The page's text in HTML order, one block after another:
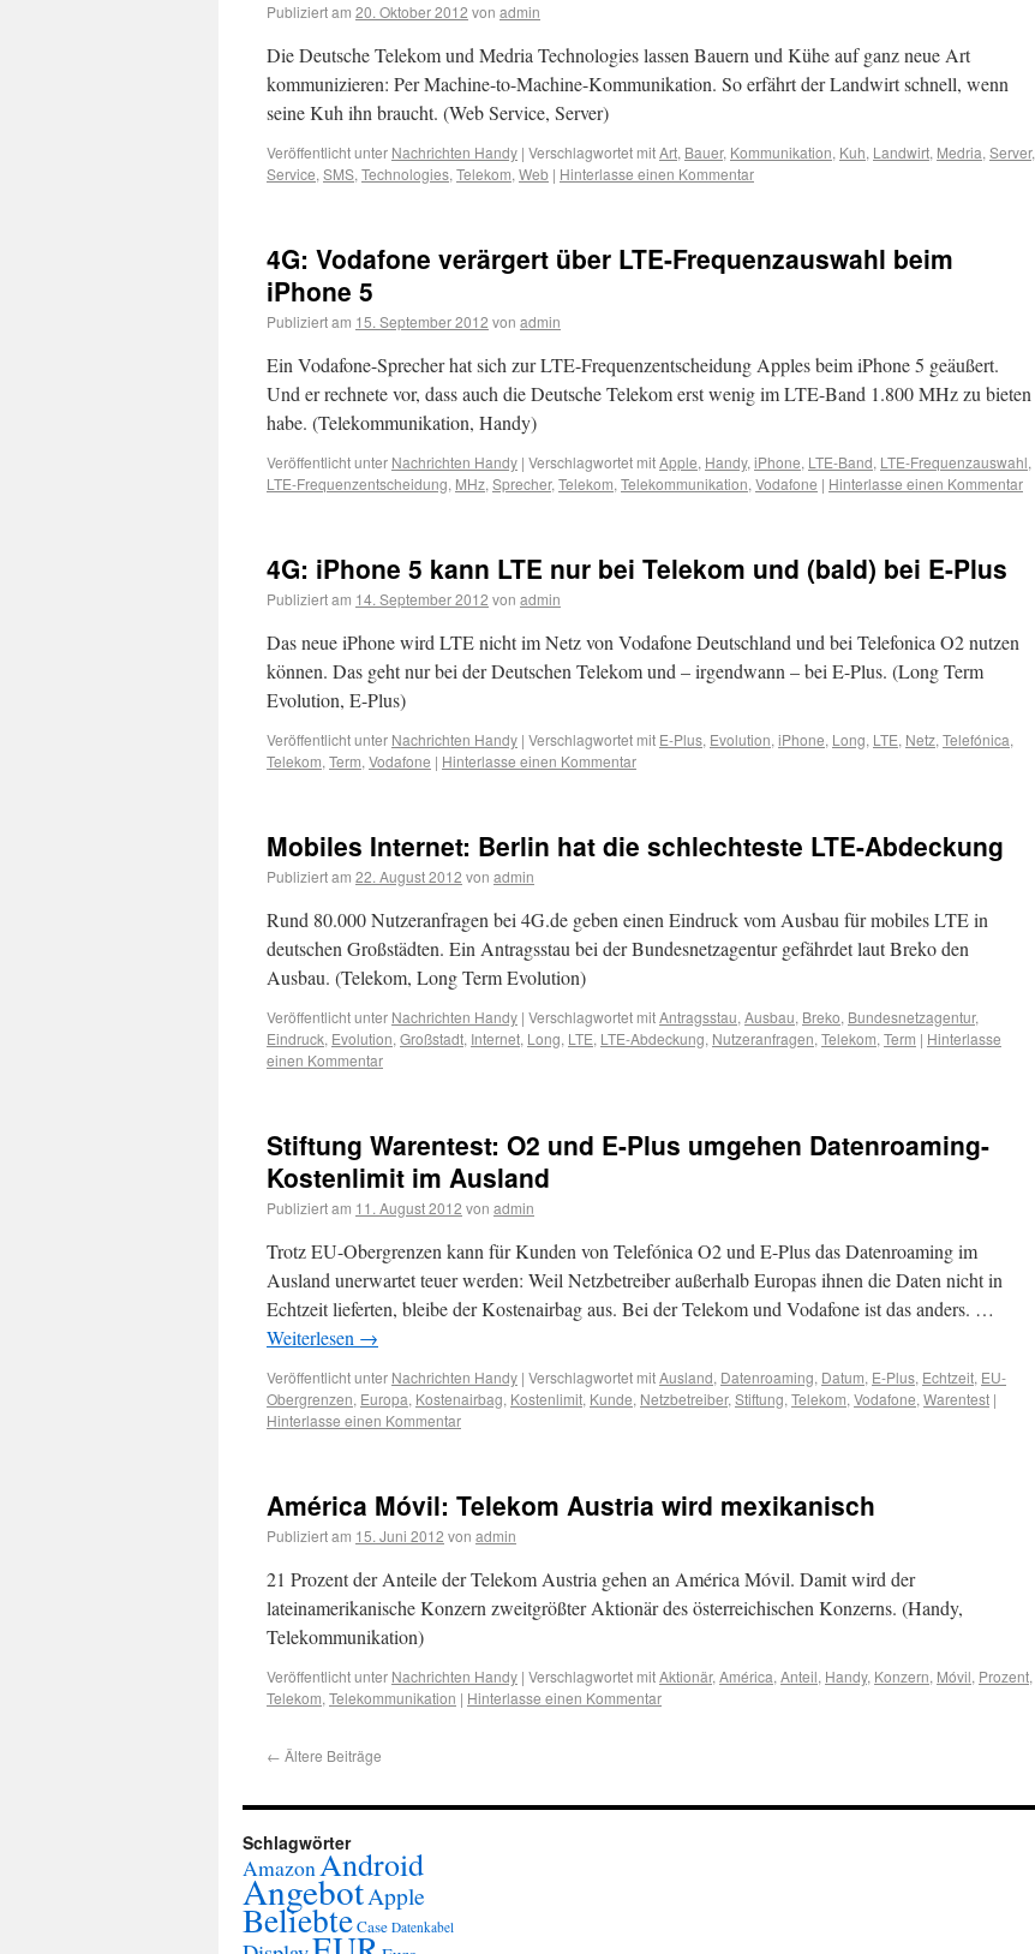
Publiziert am 20. Oktober 2012 von admin
Die Deutsche Telekom und Medria Technologies lassen Bauern und Kühe auf ganz neue Art
kommunizieren: Per Machine-to-Machine-Kommunikation. So erfährt der Landwirt schnell, wenn
seine Kuh ihn braucht. (Web Service, Server)
Veröffentlicht unter Nachrichten Handy | Verschlagwortet mitArt, Bauer, Kommunikation, Kuh, Landwirt, Medria, Server,
Service, SMS, Technologies, Telekom, Web | Hinterlasse einen Kommentar
4G: Vodafone verärgert über LTE-Frequenzauswahl beim
iPhone 5
Publiziert am 15. September 2012 von admin
Ein Vodafone-Sprecher hat sich zur LTE-Frequenzentscheidung Apples beim iPhone 5 geäußert.
Und er rechnete vor, dass auch die Deutsche Telekom erst wenig im LTE-Band 1.800 MHz zu bieten
habe. (Telekommunikation, Handy)
Veröffentlicht unter Nachrichten Handy | Verschlagwortet mitApple, Handy, iPhone, LTE-Band, LTE-Frequenzauswahl,
LTE-Frequenzentscheidung, MHz, Sprecher, Telekom, Telekommunikation, Vodafone | Hinterlasse einen Kommentar
4G: iPhone 5 kann LTE nur bei Telekom und (bald) bei E-Plus
Publiziert am 14. September 2012 von admin
Das neue iPhone wird LTE nicht im Netz von Vodafone Deutschland und bei Telefonica O2 nutzen
können. Das geht nur bei der Deutschen Telekom und – irgendwann – bei E-Plus. (Long Term
Evolution, E-Plus)
Veröffentlicht unter Nachrichten Handy | Verschlagwortet mit E-Plus, Evolution, iPhone, Long, LTE, Netz, Telefónica,
Telekom, Term, Vodafone | Hinterlasse einen Kommentar
Mobiles Internet: Berlin hat die schlechteste LTE-Abdeckung
Publiziert am 22. August 2012 von admin
Rund 80.000 Nutzeranfragen bei 4G.de geben einen Eindruck vom Ausbau für mobiles LTE in
deutschen Großstädten. Ein Antragsstau bei der Bundesnetzagentur gefährdet laut Breko den
Ausbau. (Telekom, Long Term Evolution)
Veröffentlicht unter Nachrichten Handy | Verschlagwortet mitAntragsstau, Ausbau, Breko, Bundesnetzagentur,
Eindruck, Evolution, Großstadt, Internet, Long, LTE, LTE-Abdeckung, Nutzeranfragen, Telekom, Term | Hinterlasse
einen Kommentar
Stiftung Warentest: O2 und E-Plus umgehen Datenroaming-
Kostenlimit im Ausland
Publiziert am 11. August 2012 von admin
Trotz EU-Obergrenzen kann für Kunden von Telefónica O2 und E-Plus das Datenroaming im
Ausland unerwartet teuer werden: Weil Netzbetreiber außerhalb Europas ihnen die Daten nicht in
Echtzeit lieferten, bleibe der Kostenairbag aus. Bei der Telekom und Vodafone ist das anders. …
Weiterlesen →
Veröffentlicht unter Nachrichten Handy | Verschlagwortet mitAusland, Datenroaming, Datum, E-Plus, Echtzeit, EU-
Obergrenzen, Europa, Kostenairbag, Kostenlimit, Kunde, Netzbetreiber, Stiftung, Telekom, Vodafone, Warentest |
Hinterlasse einen Kommentar
América Móvil: Telekom Austria wird mexikanisch
Publiziert am 15. Juni 2012 von admin
21 Prozent der Anteile der Telekom Austria gehen an América Móvil. Damit wird der
lateinamerikanische Konzern zweitgrößter Aktionär des österreichischen Konzerns. (Handy,
Telekommunikation)
Veröffentlicht unter Nachrichten Handy | Verschlagwortet mitAktionär, América, Anteil, Handy, Konzern, Móvil, Prozent,
Telekom, Telekommunikation | Hinterlasse einen Kommentar
← Ältere Beiträge
Schlagwörter
AmazonAndroid
AngebotApple
BeliebteCase Datenkabel